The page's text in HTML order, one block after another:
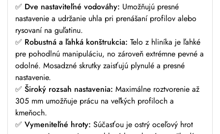
✅ Dve nastaviteľné vodováhy: Umožňujú presné
nastavenie a udržanie uhla pri prenášaní profilov alebo
rysovaní na guľatinu.
✅ Robustná a ľahká konštrukcia: Telo z hliníka je ľahké
pre pohodlnú manipuláciu, no zároveň extrémne pevné a
odolné. Mosadzné skrutky zaisťujú plynulé a presné
nastavenie.
✅ Široký rozsah nastavenia: Maximálne roztvorenie až
305 mm umožňuje prácu na veľkých profiloch a
kmeňoch.
✅ Vymeniteľné hroty: Súčasťou je ostrý oceľový hrot